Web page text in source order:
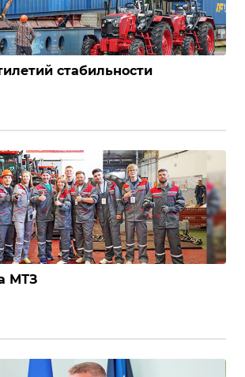
стабильности
МТЗ